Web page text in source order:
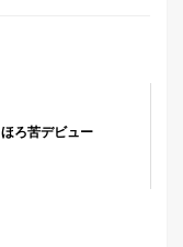
ほろ苦デビュー